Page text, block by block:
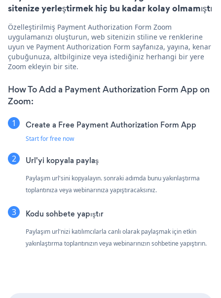
sitenize yerleştirmek hiç bu kadar kolay olmamıştı
Özelleştirilmiş Payment Authorization Form Zoom
uygulamanızı oluşturun, web sitenizin stiline ve renklerine
uyun ve Payment Authorization Form sayfanıza, yayına, kenar
çubuğunuza, altbilginize veya istediğiniz herhangi bir yere
Zoom ekleyin bir site.
How To Add a Payment Authorization Form App on
Zoom:
Create a Free Payment Authorization Form App
Start for free now
Url'yi kopyala paylaş
Paylaşım url'sini kopyalayın. sonraki adımda bunu yakınlaştırma
toplantınıza veya webinarınıza yapıştıracaksınız.
Kodu sohbete yapıştır
Paylaşım url'nizi katılımcılarla canlı olarak paylaşmak için etkin
yakınlaştırma toplantınızın veya webinarınızın sohbetine yapıştırın.